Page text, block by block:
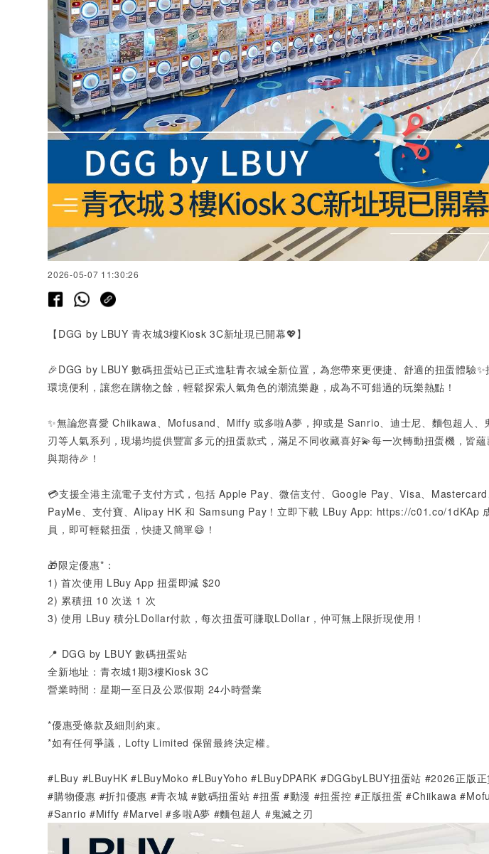
2026-05-07 11:30:26
【 DGG by LBUY青衣城3樓Kiosk 3C新址現已開幕💖】
🎉DGG by LBUY 數碼扭蛋站已正式進駐青衣城全新位置，為您帶來更便捷、舒適的扭蛋體驗✨
環境便利，讓您在購物之餘，輕鬆探索人氣角色的潮流樂趣，成為不可錯過的玩樂熱點！
✨無論您喜愛 Chiikawa、Mofusand、Miffy 或多啦A夢，抑或是 Sanrio、迪士尼、麵包超人、
刃等人氣系列，現場均提供豐富多元的扭蛋款式，滿足不同收藏喜好💫每一次轉動扭蛋機，皆
與期待🎉！
💳支援全港主流電子支付方式，包括 Apple Pay、微信支付、 Google Pay、Visa、 Mastercard
PayMe、支付寶、Alipay HK和 Samsung Pay ！立即下載 LBuy App: https://c01.co/1dKAp
員，即可輕鬆扭蛋，快捷又簡單😄！
🎁限定優惠* ：
1️)首次使用 LBuy App扭蛋即減 $20
2️) 累積扭 10 次送 1 次
3️)使用 LBuy積分LDollar付款，每次扭蛋可賺取LDollar ，仲可無上限折現使用！
📍 DGG by LBUY數碼扭蛋站
全新地址：青衣城1 期3樓Kiosk 3C
營業時間：星期一至日及公眾假期 24小時營業
*優惠受條款及細則約束。
*如有任何爭議， Lofty Limited 保留最終決定權。
#LBuy #LBuyHK #LBuyMoko #LBuyYoho #LBuyDPARK #DGGbyLBUY扭蛋站 #2026正版正
#購物優惠 #折扣優惠 #青衣城 #數碼扭蛋站 #扭蛋 #動漫 #扭蛋控 #正版扭蛋 #Chiikawa
#Sanrio #Miffy #Marvel #多啦A夢 #麵包超人 #鬼滅之刃